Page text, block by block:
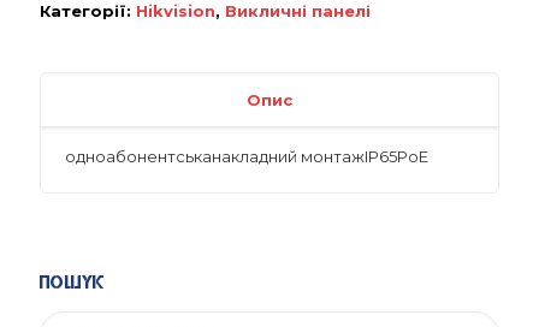
Категорії: Hikvision, Викличні панелі
Опис
одноабонентськанакладний монтажIP65PoE
Пошук